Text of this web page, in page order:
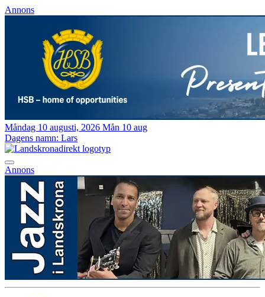
Annons
Måndag 10 augusti, 2026 Mån 10 aug
Dagens namn: Lars
Annons